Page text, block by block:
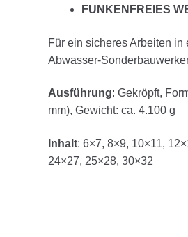
FUNKENFREIES
Für ein sicheres Arbeiten
Abwasser-
Ausführung: Gekröpft,
mm), Gewicht: ca. 4.100 g
Inhalt: 6×7, 8×9, 10×11,
24×27, 25×28, 30×32